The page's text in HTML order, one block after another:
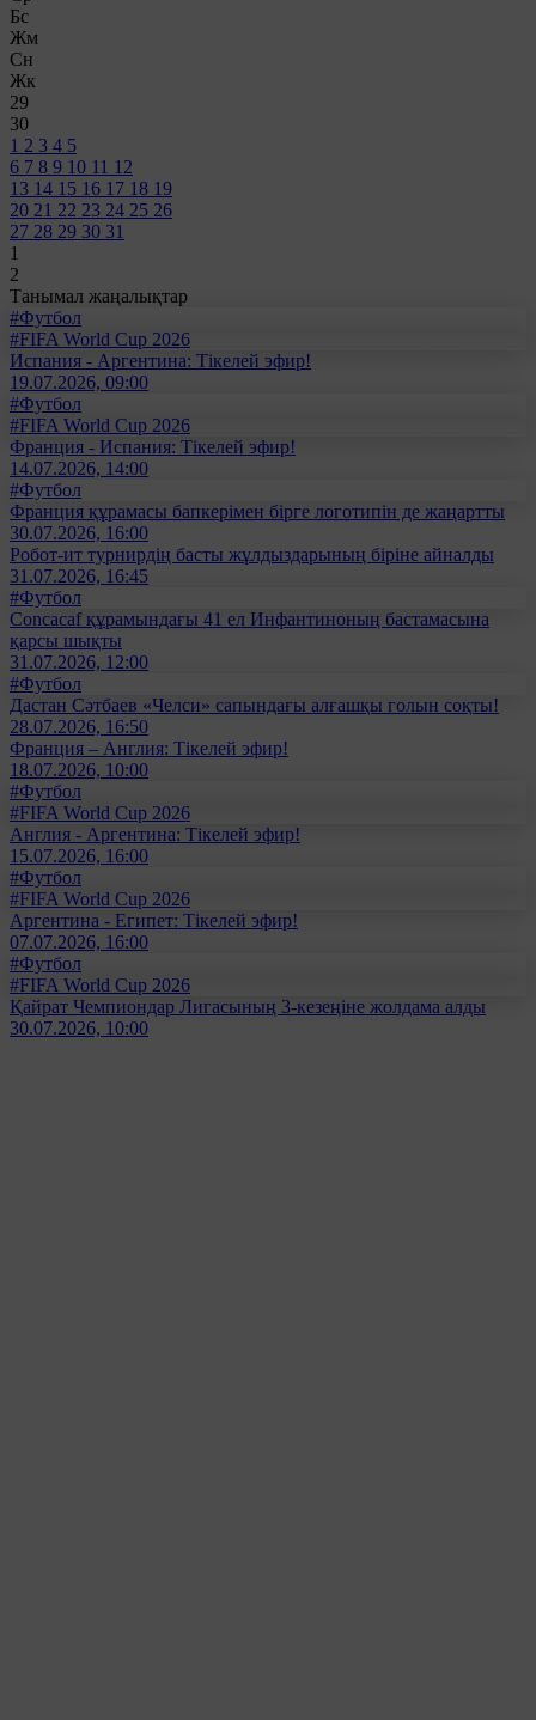
Бс
Жм
Сн
Жк
29
30
1 2 3 4 5
6 7 8 9 10 11 12
13 14 15 16 17 18 19
20 21 22 23 24 25 26
27 28 29 30 31
1
2
Танымал жаңалықтар
#Футбол
#FIFA World Cup 2026
Испания - Аргентина: Тікелей эфир!
19.07.2026, 09:00
#Футбол
#FIFA World Cup 2026
Франция - Испания: Тікелей эфир!
14.07.2026, 14:00
#Футбол
Франция құрамасы бапкерімен бірге логотипін де жаңартты
30.07.2026, 16:00
Робот-ит турнирдің басты жұлдыздарының біріне айналды
31.07.2026, 16:45
#Футбол
Concacaf құрамындағы 41 ел Инфантиноның бастамасына
қарсы шықты
31.07.2026, 12:00
#Футбол
Дастан Сәтбаев «Челси» сапындағы алғашқы голын соқты!
28.07.2026, 16:50
Франция – Англия: Тікелей эфир!
18.07.2026, 10:00
#Футбол
#FIFA World Cup 2026
Англия - Аргентина: Тікелей эфир!
15.07.2026, 16:00
#Футбол
#FIFA World Cup 2026
Аргентина - Египет: Тікелей эфир!
07.07.2026, 16:00
#Футбол
#FIFA World Cup 2026
Қайрат Чемпиондар Лигасының 3-кезеңіне жолдама алды
30.07.2026, 10:00